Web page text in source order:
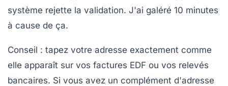
système rejette la validation. J'ai galéré 10 minutes
à cause de ça.
Conseil : tapez votre adresse exactement comme
elle apparaît sur vos factures EDF ou vos relevés
bancaires. Si vous avez un complément d'adresse